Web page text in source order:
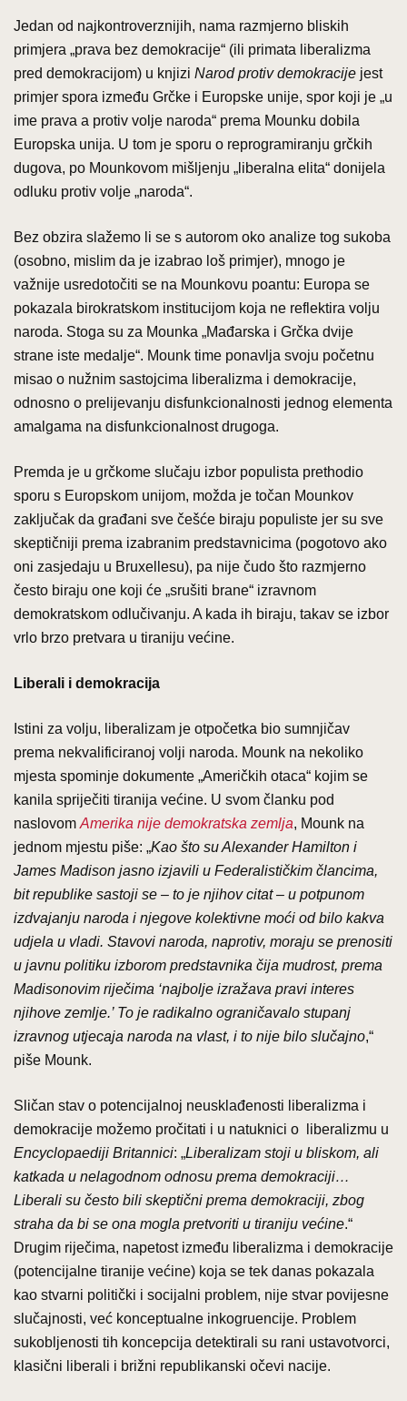
Jedan od najkontroverznijih, nama razmjerno bliskih
primjera „prava bez demokracije“ (ili primata liberalizma
pred demokracijom) u knjizi Narod protiv demokracije jest
primjer spora između Grčke i Europske unije, spor koji je „u
ime prava a protiv volje naroda“ prema Mounku dobila
Europska unija. U tom je sporu o reprogramiranju grčkih
dugova, po Mounkovom mišljenju „liberalna elita“ donijela
odluku protiv volje „naroda“.
Bez obzira slažemo li se s autorom oko analize tog sukoba
(osobno, mislim da je izabrao loš primjer), mnogo je
važnije usredotočiti se na Mounkovu poantu: Europa se
pokazala birokratskom institucijom koja ne reflektira volju
naroda. Stoga su za Mounka „Mađarska i Grčka dvije
strane iste medalje“. Mounk time ponavlja svoju početnu
misao o nužnim sastojcima liberalizma i demokracije,
odnosno o prelijevanju disfunkcionalnosti jednog elementa
amalgama na disfunkcionalnost drugoga.
Premda je u grčkome slučaju izbor populista prethodio
sporu s Europskom unijom, možda je točan Mounkov
zaključak da građani sve češće biraju populiste jer su sve
skeptičniji prema izabranim predstavnicima (pogotovo ako
oni zasjedaju u Bruxellesu), pa nije čudo što razmjerno
često biraju one koji će „srušiti brane“ izravnom
demokratskom odlučivanju. A kada ih biraju, takav se izbor
vrlo brzo pretvara u tiraniju većine.
Liberali i demokracija
Istini za volju, liberalizam je otpočetka bio sumnjičav
prema nekvalificiranoj volji naroda. Mounk na nekoliko
mjesta spominje dokumente „Američkih otaca“ kojim se
kanila spriječiti tiranija većine. U svom članku pod
naslovom Amerika nije demokratska zemlja, Mounk na
jednom mjestu piše: „Kao što su Alexander Hamilton i
James Madison jasno izjavili u Federalističkim člancima,
bit republike sastoji se – to je njihov citat – u potpunom
izdvajanju naroda i njegove kolektivne moći od bilo kakva
udjela u vladi. Stavovi naroda, naprotiv, moraju se prenositi
u javnu politiku izborom predstavnika čija mudrost, prema
Madisonovim riječima ‘najbolje izražava pravi interes
njihove zemlje.’ To je radikalno ograničavalo stupanj
izravnog utjecaja naroda na vlast, i to nije bilo slučajno,“
piše Mounk.
Sličan stav o potencijalnoj neusklađenosti liberalizma i
demokracije možemo pročitati i u natuknici o liberalizmu u
Encyclopaediji Britannici: „Liberalizam stoji u bliskom, ali
katkada u nelagodnom odnosu prema demokraciji…
Liberali su često bili skeptični prema demokraciji, zbog
straha da bi se ona mogla pretvoriti u tiraniju većine.“
Drugim riječima, napetost između liberalizma i demokracije
(potencijalne tiranije većine) koja se tek danas pokazala
kao stvarni politički i socijalni problem, nije stvar povijesne
slučajnosti, već konceptualne inkogruencije. Problem
sukobljenosti tih koncepcija detektirali su rani ustavotvorci,
klasični liberali i brižni republikanski očevi nacije.